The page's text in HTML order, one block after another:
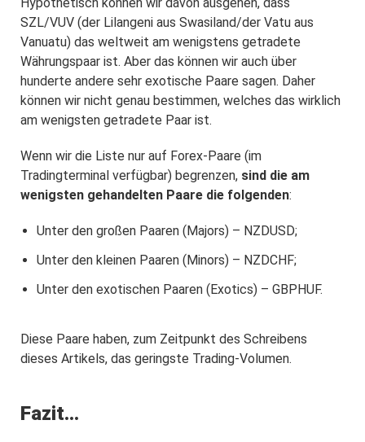
SZL/VUV (der Lilangeni aus Swasiland/der Vatu aus
Vanuatu) das weltweit am wenigstens getradete
Währungspaar ist. Aber das können wir auch über
hunderte andere sehr exotische Paare sagen. Daher
können wir nicht genau bestimmen, welches das wirklich
am wenigsten getradete Paar ist.
Wenn wir die Liste nur auf Forex-Paare (im
Tradingterminal verfügbar) begrenzen, sind die am
wenigsten gehandelten Paare die folgenden:
Unter den großen Paaren (Majors) – NZDUSD;
Unter den kleinen Paaren (Minors) – NZDCHF;
Unter den exotischen Paaren (Exotics) – GBPHUF.
Diese Paare haben, zum Zeitpunkt des Schreibens
dieses Artikels, das geringste Trading-Volumen.
Fazit…